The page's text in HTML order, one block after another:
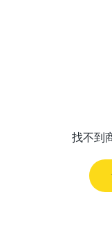
找不到